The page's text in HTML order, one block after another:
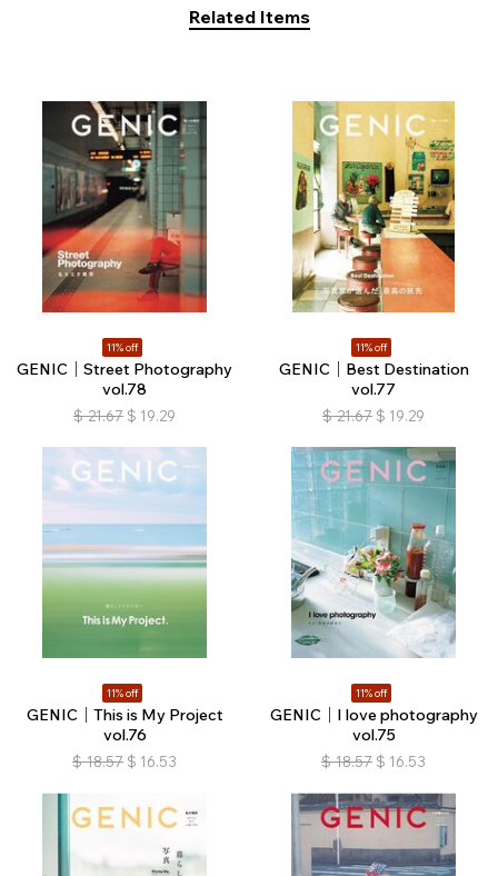
Related Items
11% off
GENIC｜Street Photography
vol.78
$ 21.67 $ 19.29
11% off
GENIC｜Best Destination
vol.77
$ 21.67 $ 19.29
11% off
GENIC｜This is My Project
vol.76
$ 18.57 $ 16.53
11% off
GENIC｜I love photography
vol.75
$ 18.57 $ 16.53